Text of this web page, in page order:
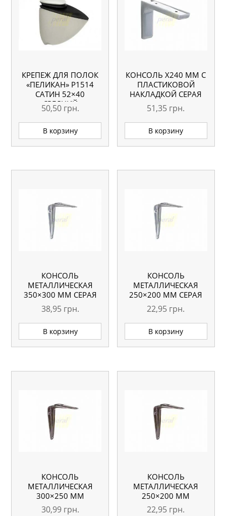
КРЕПЕЖ ДЛЯ ПОЛОК
«ПЕЛИКАН» Р1514
САТИН 52×40
СРЕДНИЙ
50,50 грн.
В корзину
КОНСОЛЬ Х240 ММ С
ПЛАСТИКОВОЙ
НАКЛАДКОЙ СЕРАЯ
51,35 грн.
В корзину
КОНСОЛЬ
МЕТАЛЛИЧЕСКАЯ
350×300 ММ СЕРАЯ
38,95 грн.
В корзину
КОНСОЛЬ
МЕТАЛЛИЧЕСКАЯ
250×200 ММ СЕРАЯ
22,95 грн.
В корзину
КОНСОЛЬ
МЕТАЛЛИЧЕСКАЯ
300×250 ММ
КОРИЧНЕВАЯ
30,99 грн.
КОНСОЛЬ
МЕТАЛЛИЧЕСКАЯ
250×200 ММ
КОРИЧНЕВАЯ
22,95 грн.